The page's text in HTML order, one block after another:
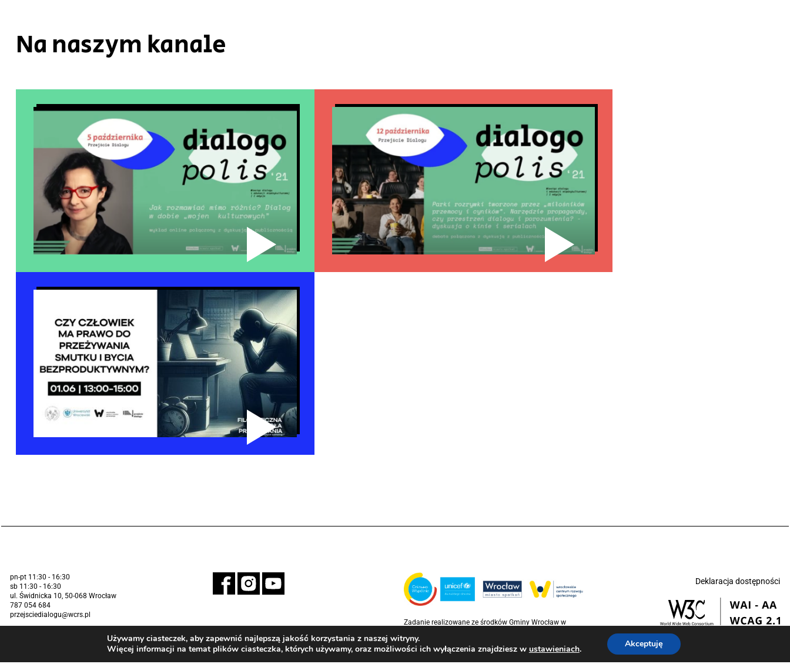
Na naszym kanale
pn-pt 11:30 - 16:30
sb 11:30 - 16:30
ul. Świdnicka 10, 50-068 Wrocław
787 054 684
przejsciedialogu@wcrs.pl
Zadanie realizowane ze środków Gminy Wrocław w
Rzecz Dzieci (UNICEF)
Deklaracja dostępności
Używamy ciasteczek, aby zapewnić najlepszą jakość korzystania z naszej witryny.
Więcej informacji na temat plików ciasteczka, których używamy, oraz możliwości ich wyłączenia znajdziesz w ustawieniach. Akceptuję